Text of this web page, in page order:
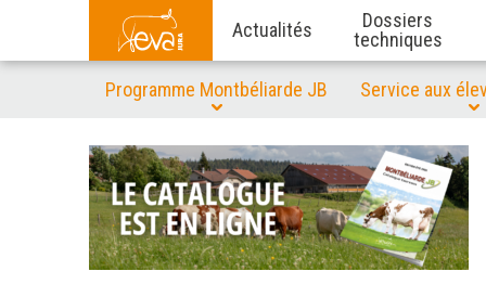
Actualités
Dossiers
techniques
Programme Montbéliarde JB Service aux